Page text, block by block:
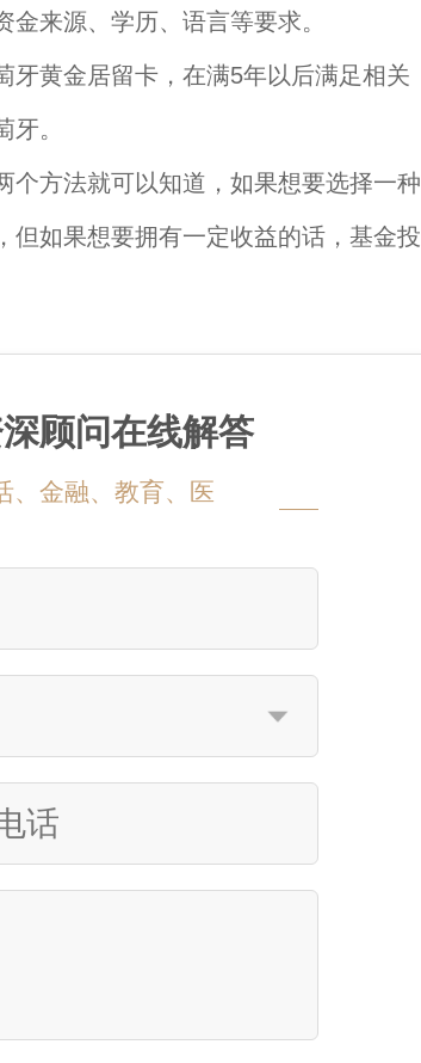
来源、学历、语言等要求。
黄金居留卡，在满5年以后满足相关
。
方法就可以知道，如果想要选择一种
但如果想要拥有一定收益的话，基金投
顾问在线解答
、金融、教育、医